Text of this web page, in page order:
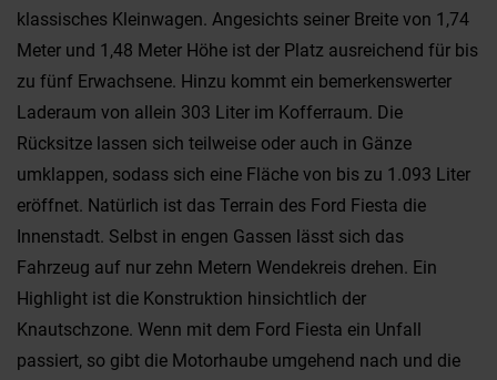
klassisches Kleinwagen. Angesichts seiner Breite von 1,74
Meter und 1,48 Meter Höhe ist der Platz ausreichend für bis
zu fünf Erwachsene. Hinzu kommt ein bemerkenswerter
Laderaum von allein 303 Liter im Kofferraum. Die
Rücksitze lassen sich teilweise oder auch in Gänze
umklappen, sodass sich eine Fläche von bis zu 1.093 Liter
eröffnet. Natürlich ist das Terrain des Ford Fiesta die
Innenstadt. Selbst in engen Gassen lässt sich das
Fahrzeug auf nur zehn Metern Wendekreis drehen. Ein
Highlight ist die Konstruktion hinsichtlich der
Knautschzone. Wenn mit dem Ford Fiesta ein Unfall
passiert, so gibt die Motorhaube umgehend nach und die